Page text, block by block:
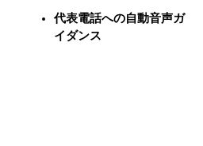
代表電話への自動音声ガ
イダンス